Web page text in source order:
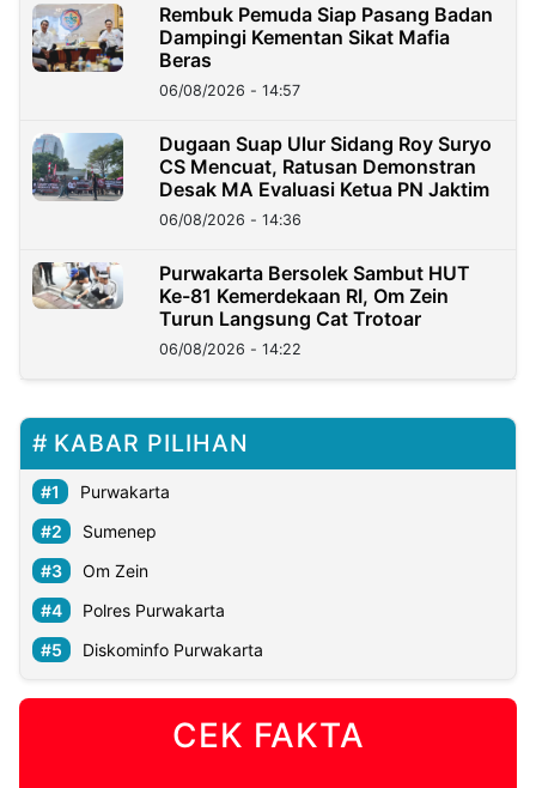
Rembuk Pemuda Siap Pasang Badan
Dampingi Kementan Sikat Mafia
Beras
06/08/2026 - 14:57
Dugaan Suap Ulur Sidang Roy Suryo
CS Mencuat, Ratusan Demonstran
Desak MA Evaluasi Ketua PN Jaktim
06/08/2026 - 14:36
Purwakarta Bersolek Sambut HUT
Ke-81 Kemerdekaan RI, Om Zein
Turun Langsung Cat Trotoar
06/08/2026 - 14:22
KABAR PILIHAN
Purwakarta
Sumenep
Om Zein
Polres Purwakarta
Diskominfo Purwakarta
CEK FAKTA